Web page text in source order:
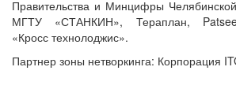
Правительства и Минцифры
МГТУ «СТАНКИН», Тераплан,
«Кросс технолоджис».
Партнер зоны нетворкинга: Корпорация